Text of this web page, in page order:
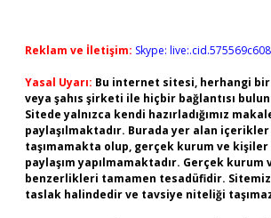
Reklam ve İletişim: Skype:
Yasal Uyarı: Bu internet sitesi, herhangi
veya şahıs şirketi ile hiçbir bağlantısı
Sitede yalnızca kendi hazırladığımız
paylaşılmaktadır. Burada yer alan
taşımamakta olup, gerçek kurum ve kişiler
paylaşım yapılmamaktadır. Gerçek
benzerlikleri tamamen tesadüfidir.
taslak halindedir ve tavsiye niteliği